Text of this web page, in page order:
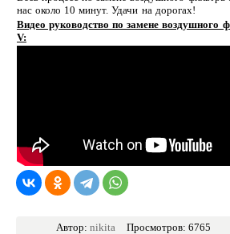
нас около 10 минут. Удачи на дорогах!
Видео руководство по замене воздушного
V:
Автор: nikita
Просмотров: 6765